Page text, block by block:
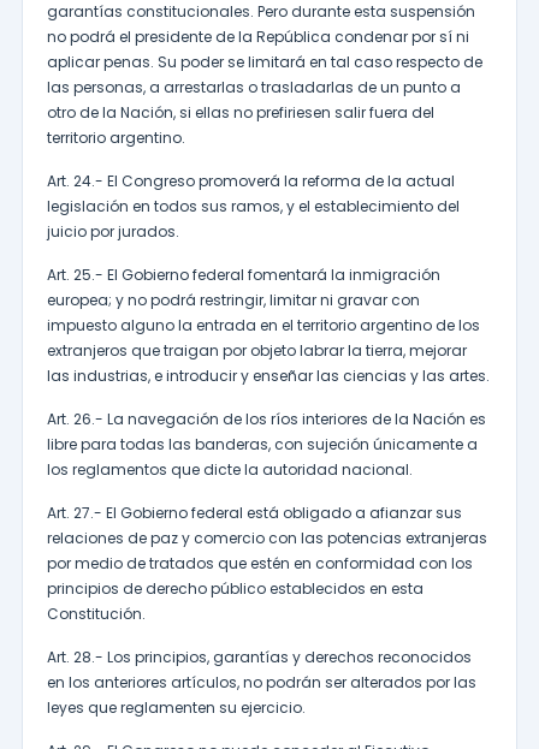
garantías constitucionales. Pero durante esta suspensión
no podrá el presidente de la República condenar por sí ni
aplicar penas. Su poder se limitará en tal caso respecto de
las personas, a arrestarlas o trasladarlas de un punto a
otro de la Nación, si ellas no prefiriesen salir fuera del
territorio argentino.
Art. 24.- El Congreso promoverá la reforma de la actual
legislación en todos sus ramos, y el establecimiento del
juicio por jurados.
Art. 25.- El Gobierno federal fomentará la inmigración
europea; y no podrá restringir, limitar ni gravar con
impuesto alguno la entrada en el territorio argentino de los
extranjeros que traigan por objeto labrar la tierra, mejorar
las industrias, e introducir y enseñar las ciencias y las artes.
Art. 26.- La navegación de los ríos interiores de la Nación es
libre para todas las banderas, con sujeción únicamente a
los reglamentos que dicte la autoridad nacional.
Art. 27.- El Gobierno federal está obligado a afianzar sus
relaciones de paz y comercio con las potencias extranjeras
por medio de tratados que estén en conformidad con los
principios de derecho público establecidos en esta
Constitución.
Art. 28.- Los principios, garantías y derechos reconocidos
en los anteriores artículos, no podrán ser alterados por las
leyes que reglamenten su ejercicio.